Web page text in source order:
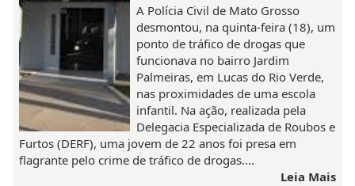
A Polícia Civil de Mato Grosso
desmontou, na quinta-feira (18), um
ponto de tráfico de drogas que
funcionava no bairro Jardim
Palmeiras, em Lucas do Rio Verde,
nas proximidades de uma escola
infantil. Na ação, realizada pela
Delegacia Especializada de Roubos e
Furtos (DERF), uma jovem de 22 anos foi presa em
flagrante pelo crime de tráfico de drogas....
Leia Mais